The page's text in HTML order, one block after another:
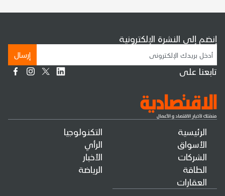
الرئيسية
الأسواق
الشركات
الطاقة
العقارات
التكنولوجيا
الرأي
الأخبار
الرياضة
إنضم إلى النشرة الإلكترونية
إرسال
تابعنا على